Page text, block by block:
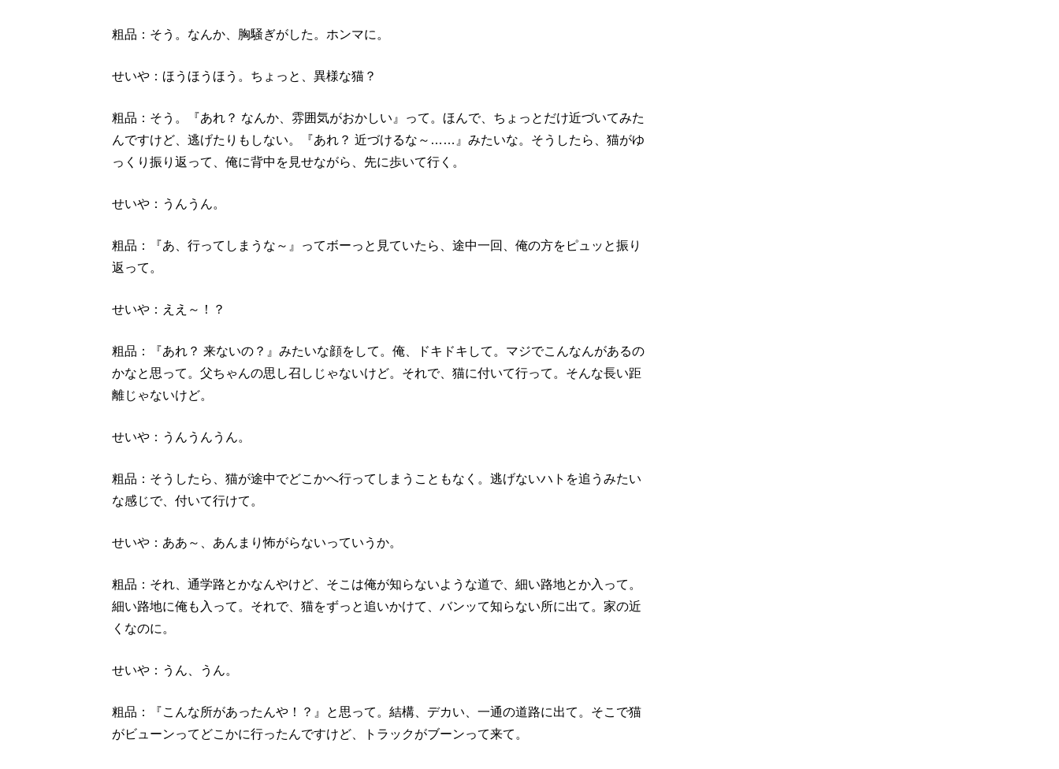
粗品：そう。なんか、胸騒ぎがした。ホンマに。
せいや：ほうほうほう。ちょっと、異様な猫？
粗品：そう。『あれ？ なんか、雰囲気がおかしい』って。ほんで、ちょっとだけ近づいてみた
んですけど、逃げたりもしない。『あれ？ 近づけるな～……』みたいな。そうしたら、猫がゆ
っくり振り返って、俺に背中を見せながら、先に歩いて行く。
せいや：うんうん。
粗品：『あ、行ってしまうな～』ってボーっと見ていたら、途中一回、俺の方をピュッと振り
返って。
せいや：ええ～！？
粗品：『あれ？ 来ないの？』みたいな顔をして。俺、ドキドキして。マジでこんなんがあるの
かなと思って。父ちゃんの思し召しじゃないけど。それで、猫に付いて行って。そんな長い距
離じゃないけど。
せいや：うんうんうん。
粗品：そうしたら、猫が途中でどこかへ行ってしまうこともなく。逃げないハトを追うみたい
な感じで、付いて行けて。
せいや：ああ～、あんまり怖がらないっていうか。
粗品：それ、通学路とかなんやけど、そこは俺が知らないような道で、細い路地とか入って。
細い路地に俺も入って。それで、猫をずっと追いかけて、バンッて知らない所に出て。家の近
くなのに。
せいや：うん、うん。
粗品：『こんな所があったんや！？』と思って。結構、デカい、一通の道路に出て。そこで猫
がビューンってどこかに行ったんですけど、トラックがブーンって来て。